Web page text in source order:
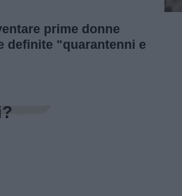
prime donne
definite "quarantenni e